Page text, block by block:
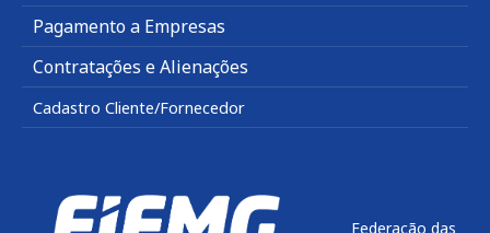
Pagamento a Empresas
Contratações e Alienações
Cadastro Cliente/Fornecedor
Federação das